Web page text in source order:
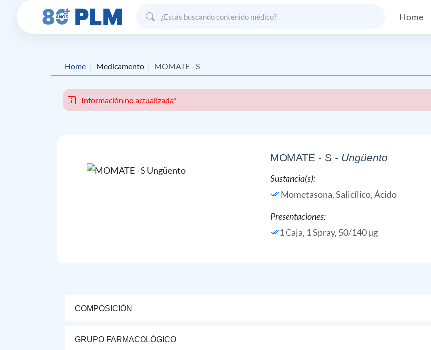
Home
Home Medicamento MOMATE - S
Información no actualizada*
MOMATE - S - Ungüento
Sustancia(s):
Mometasona,Salicílico, Ácido
Presentaciones:
1 Caja, 1 Spray, 50/140 µg
COMPOSICIÓN
GRUPO FARMACOLÓGICO